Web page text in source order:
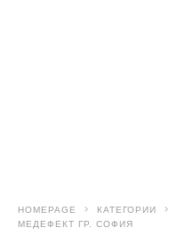
HOMEPAGE КАТЕГОРИИ
МЕДЕФЕКТ ГР. СОФИЯ